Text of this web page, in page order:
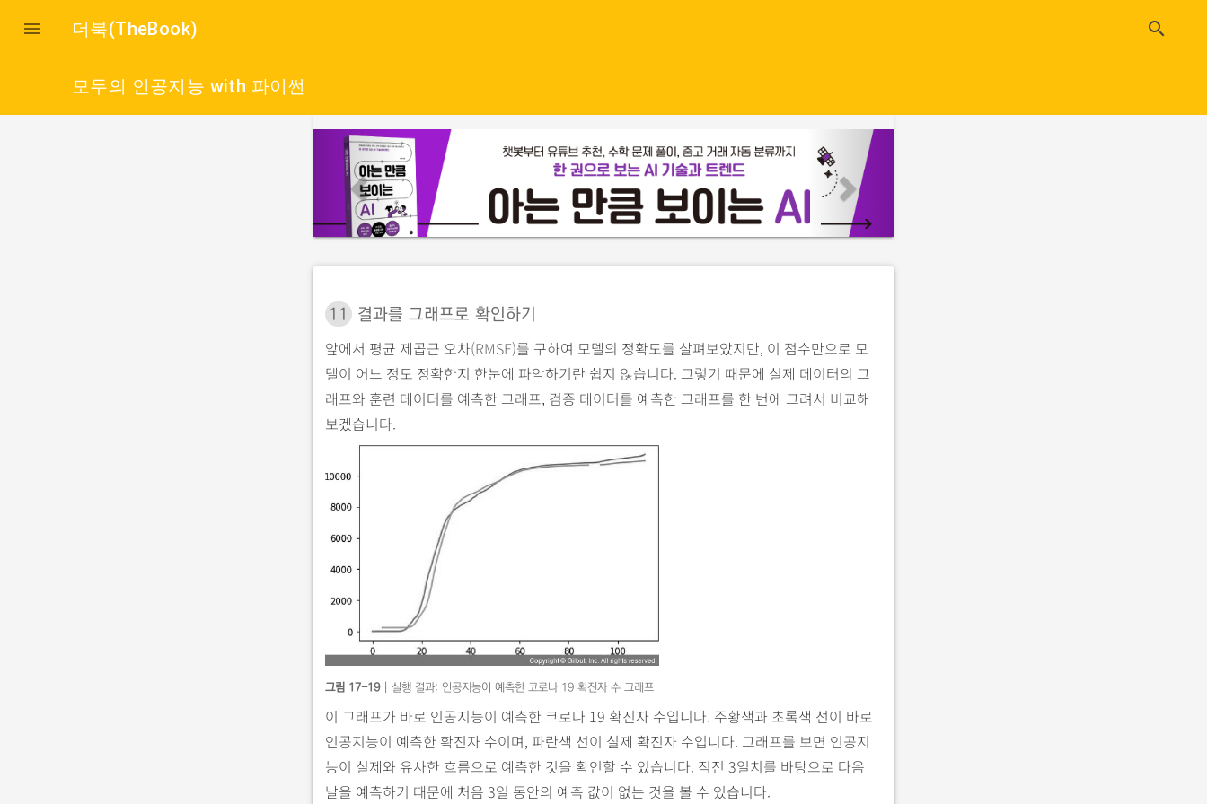
 더북(TheBook) search
모두의 인공지능 with 파이썬
p
r
e
v
i
o
s
x
t
11 결과를 그래프로 확인하기
앞에서 평균 제곱근 오차(RMSE)를 구하여 모델의 정확도를 살펴보았지만, 이 점수만으로 모
델이 어느 정도 정확한지 한눈에 파악하기란 쉽지 않습니다. 그렇기 때문에 실제 데이터의 그
래프와 훈련 데이터를 예측한 그래프, 검증 데이터를 예측한 그래프를 한 번에 그려서 비교해
보겠습니다.
그림 17-19| 실행 결과: 인공지능이 예측한 코로나 19 확진자 수 그래프
이 그래프가 바로 인공지능이 예측한 코로나 19 확진자 수입니다. 주황색과 초록색 선이 바로
인공지능이 예측한 확진자 수이며, 파란색 선이 실제 확진자 수입니다. 그래프를 보면 인공지
능이 실제와 유사한 흐름으로 예측한 것을 확인할 수 있습니다. 직전 3일치를 바탕으로 다음
날을 예측하기 때문에 처음 3일 동안의 예측 값이 없는 것을 볼 수 있습니다.